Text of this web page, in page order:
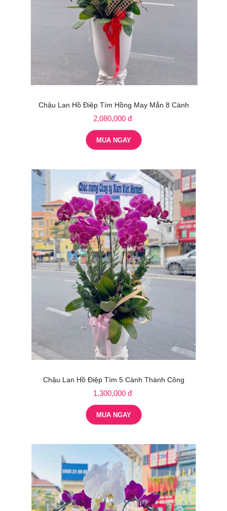
Chậu Lan Hồ Điệp Tím Hồng May Mắn 8 Cành
2,080,000 đ
MUA NGAY
Chậu Lan Hồ Điệp Tím 5 Cành Thành Công
1,300,000 đ
MUA NGAY